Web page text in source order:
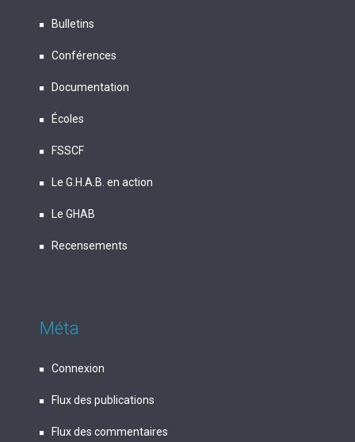
Bulletins
Conférences
Documentation
Écoles
FSSCF
Le G.H.A.B. en action
Le GHAB
Recensements
Méta
Connexion
Flux des publications
Flux des commentaires